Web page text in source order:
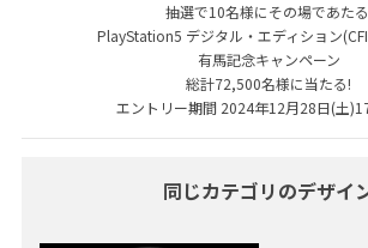
抽選で10名様にその場であた
PlayStation5 デジタル・エディション
有馬記念キャンペーン
総計72,500名様に当たる!
エントリー期間 2024年12月28日(土
同じカテゴリのデザイ